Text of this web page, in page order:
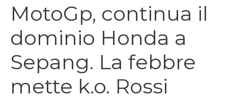
MotoGp, continua il
dominio Honda a
Sepang. La febbre
mette k.o. Rossi